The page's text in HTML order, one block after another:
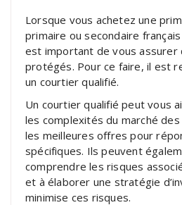
Lorsque vous achetez une
primaire ou secondaire
est important de vous
protégés. Pour ce faire, il est
un courtier qualifié.
Un courtier qualifié peut vous
les complexités du marché
les meilleures offres pour
spécifiques. Ils peuvent
comprendre les risques
et à élaborer une stratégie
minimise ces risques.